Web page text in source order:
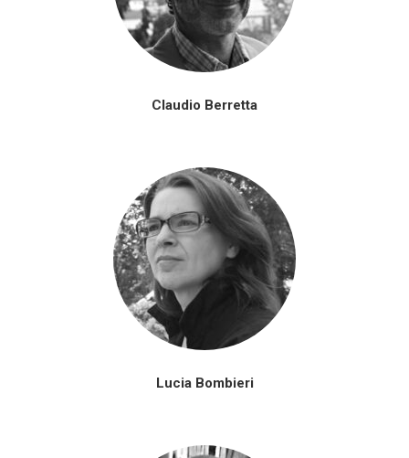
Claudio Berretta
Lucia Bombieri